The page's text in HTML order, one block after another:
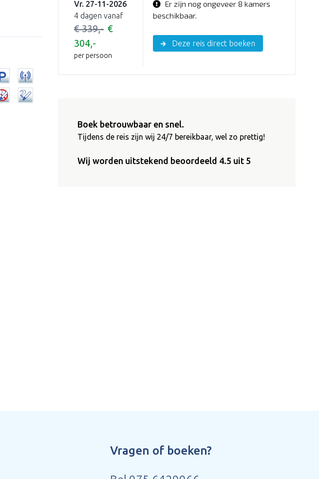
Vr. 27-11-2026
4 dagen vanaf
€ 339,- €
304,-
per persoon
Er zijn nog ongeveer 8 kamers
beschikbaar.
Deze reis direct boeken
Boek betrouwbaar en snel.
Tijdens de reis zijn wij 24/7 bereikbaar, wel zo prettig!
Wij worden uitstekend beoordeeld 4.5 uit 5
Vragen of boeken?